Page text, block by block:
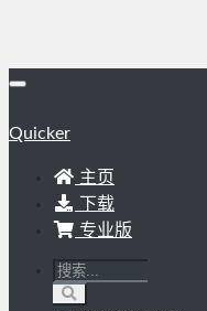
Quicker
主页
下载
专业版